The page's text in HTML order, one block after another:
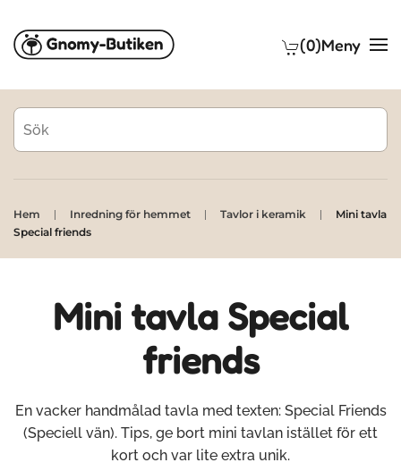
Skip to main content (0)Meny
Hem Inredning för hemmet Tavlor i keramik
Mini tavla
Special friends
Mini tavla Special
friends
En vacker handmålad tavla med texten: Special Friends
(Speciell vän). Tips, ge bort mini tavlan istället för ett
kort och var lite extra unik.